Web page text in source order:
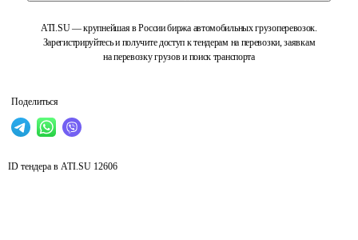
ATI.SU — крупнейшая в России биржа автомобильных грузоперевозок.
Зарегистрируйтесь и получите доступ к тендерам на перевозки, заявкам
на перевозку грузов и поиск транспорта
Поделиться
ID тендера в ATI.SU 12606